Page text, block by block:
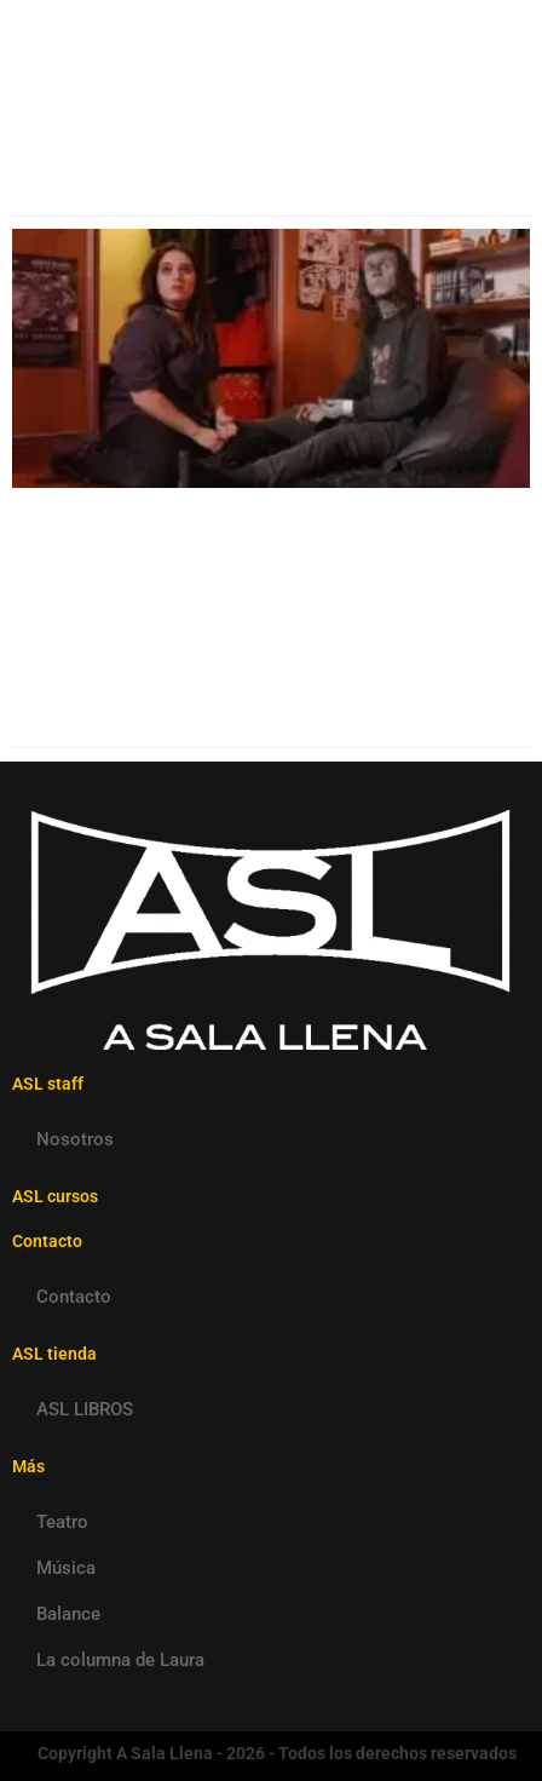
ASL staff
Nosotros
ASL cursos
Contacto
Contacto
ASL tienda
ASL LIBROS
Más
Teatro
Música
Balance
La columna de Laura
Copyright A Sala Llena - 2026 - Todos los derechos reservados